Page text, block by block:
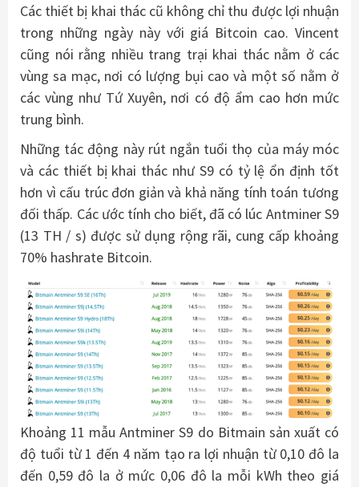
Các thiết bị khai thác cũ không chỉ thu được lợi nhuận
trong những ngày này với giá Bitcoin cao. Vincent
cũng nói rằng nhiều trang trại khai thác nằm ở các
vùng sa mạc, nơi có lượng bụi cao và một số nằm ở
các vùng như Tứ Xuyên, nơi có độ ẩm cao hơn mức
trung bình.
Những tác động này rút ngắn tuổi thọ của máy móc
và các thiết bị khai thác như S9 có tỷ lệ ổn định tốt
hơn vì cấu trúc đơn giản và khả năng tính toán tương
đối thấp. Các ước tính cho biết, đã có lúc Antminer S9
(13 TH / s) được sử dụng rộng rãi, cung cấp khoảng
70% hashrate Bitcoin.
Khoảng 11 mẫu Antminer S9 do Bitmain sản xuất có
độ tuổi từ 1 đến 4 năm tạo ra lợi nhuận từ 0,10 đô la
đến 0,59 đô la ở mức 0,06 đô la mỗi kWh theo giá